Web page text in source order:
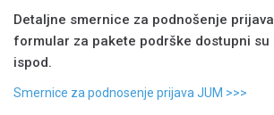
Detaljne smernice za podnošenje
formular za pakete podrške dostupni su
ispod.
Smernice za podnosenje prijava JUM >>>